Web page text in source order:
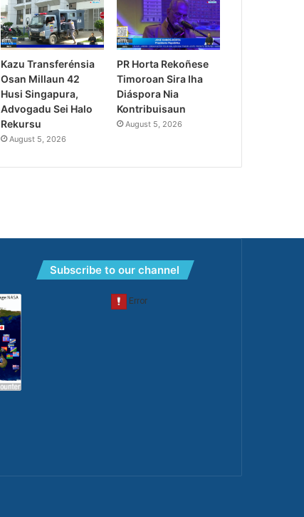
Kazu Transferénsia
Osan Millaun 42
Husi Singapura,
Advogadu Sei Halo
Rekursu
August 5, 2026
PR Horta Rekoñese
Timoroan Sira Iha
Diáspora Nia
Kontribuisaun
August 5, 2026
Subscribe to our channel